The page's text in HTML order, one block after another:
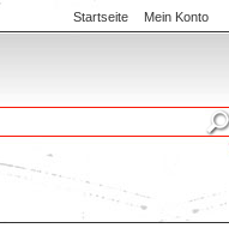
Startseite Mein Konto